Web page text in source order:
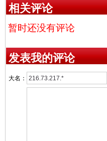
相关评论
暂时还没有评论
发表我的评论
大名：